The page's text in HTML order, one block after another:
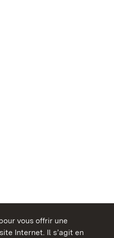
vous offrir une
Internet. Il s’agit en
du Bade-Wurtemberg